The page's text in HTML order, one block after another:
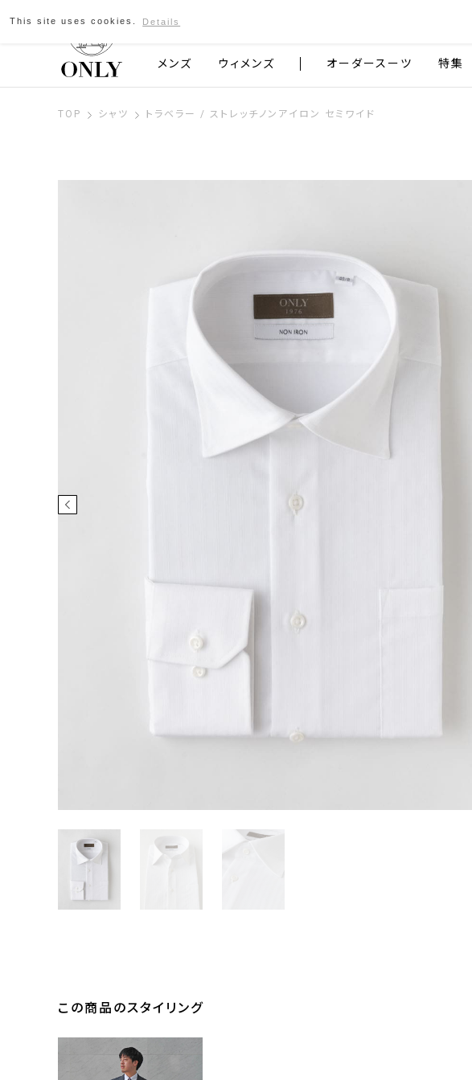
京都発のスーツブランド ONLY
メンズ ウィメンズ オーダースーツ 特集
TOP シャツ トラベラー / ストレッチノンアイロン セミワイド
この商品のスタイリング
This site uses cookies. Details